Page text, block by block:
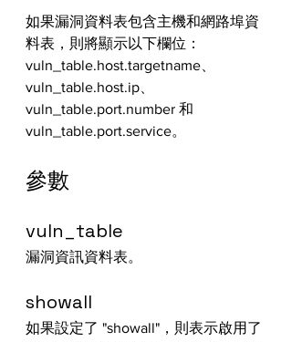
如果漏洞資料表包含主機和網路埠資
料表，則將顯示以下欄位：
vuln_table.host.targetname、
vuln_table.host.ip、
vuln_table.port.number 和
vuln_table.port.service。
參數
vuln_table
漏洞資訊資料表。
showall
如果設定了 "showall"，則表示啟用了